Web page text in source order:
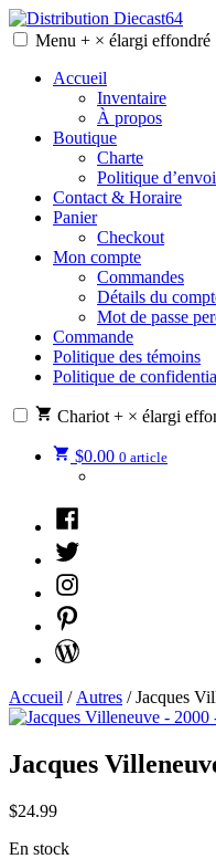
Skip
to
Distribution Diecast64
Une passion, un mode de vie.
Menu + × élargi effondré
Accueil
Inventaire
À propos
Boutique
Charte
Politique d’envoi
Contact & Horaire
Panier
Checkout
Mon compte
Commandes
Détails du
Mot de passe
Commande
Politique des témoins
Politique de
Chariot + × élargi
$0.00 0 article
Facebook
Twitter
Instagram
Pinterest
WordPress
Accueil / Autres / Jacques
Jacques
$24.99
En stock